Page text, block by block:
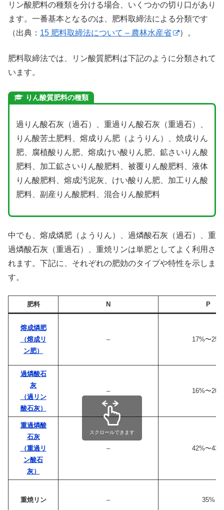
リン酸肥料の種類を分ける場合、いくつかの切り口があり
ます。一番基本となるのは、肥料取締法による分類です
（出典： 15 肥料取締法について – 農林水産省 ）。
肥料取締法では、リン酸質肥料は下記のように分類されて
います。
りん酸質肥料の種類
過りん酸石灰（過石）、重過りん酸石灰（重過石）、
りん酸苦土肥料、熔成りん肥（ようりん）、焼成りん
肥、腐植酸りん肥、熔成けい酸りん肥、鉱さいりん酸
肥料、加工鉱さいりん酸肥料、被覆りん酸肥料、液体
りん酸肥料、熔成汚泥灰、けい酸りん肥、加工りん酸
肥料、副産りん酸肥料、混合りん酸肥料
中でも、熔成燐肥（ようりん）、過燐酸石灰（過石）、重
過燐酸石灰（重過石）、重焼リンは単肥としてよく利用さ
れます。下記に、それぞれの肥効のタイプや特性を示しま
す。
肥料 N P
熔成燐肥
（熔成リ
ン肥）
– 17%〜25%
過燐酸石
灰
（過リン
酸石灰）
– 16%〜20%
重過燐酸
石灰
（重過リ
ン酸石
灰）
– 42%〜43%
重焼リン – 35%
スクロールできます